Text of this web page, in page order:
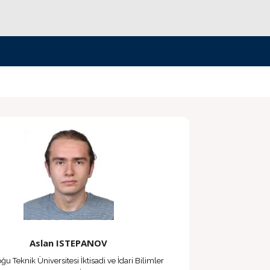
Aslan ISTEPANOV
Teknik Üniversitesi İktisadi ve İdari Bilimler